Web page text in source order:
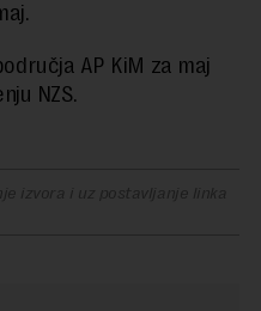
AP KiM za maj
NZS.
izvora i uz postavljanje linka